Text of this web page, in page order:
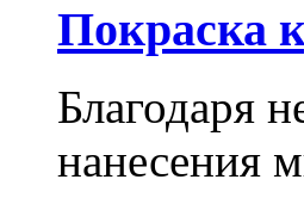
Покраска
Благодаря
нанесения